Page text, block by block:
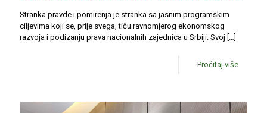
Stranka pravde i pomirenja je stranka sa jasnim programskim
ciljevima koji se, prije svega, tiču ravnomjerog ekonomskog
razvoja i podizanju prava nacionalnih zajednica u Srbiji. Svoj
Pročitaj više